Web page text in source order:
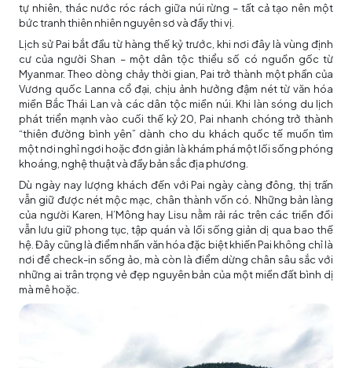
tự nhiên, thác nước róc rách giữa núi rừng – tất cả tạo nên một
bức tranh thiên nhiên nguyên sơ và đầy thi vị.
Lịch sử Pai bắt đầu từ hàng thế kỷ trước, khi nơi đây là vùng định
cư của người Shan – một dân tộc thiểu số có nguồn gốc từ
Myanmar. Theo dòng chảy thời gian, Pai trở thành một phần của
Vương quốc Lanna cổ đại, chịu ảnh hưởng đậm nét từ văn hóa
miền Bắc Thái Lan và các dân tộc miền núi. Khi làn sóng du lịch
phát triển mạnh vào cuối thế kỷ 20, Pai nhanh chóng trở thành
“thiên đường bình yên” dành cho du khách quốc tế muốn tìm
một nơi nghỉ ngơi hoặc đơn giản là khám phá một lối sống phóng
khoáng, nghệ thuật và đầy bản sắc địa phương.
Dù ngày nay lượng khách đến với Pai ngày càng đông, thị trấn
vẫn giữ được nét mộc mạc, chân thành vốn có. Những bản làng
của người Karen, H’Mông hay Lisu nằm rải rác trên các triền đồi
vẫn lưu giữ phong tục, tập quán và lối sống giản dị qua bao thế
hệ. Đây cũng là điểm nhấn văn hóa đặc biệt khiến Pai không chỉ là
nơi để check-in sống ảo, mà còn là điểm dừng chân sâu sắc với
những ai trân trọng vẻ đẹp nguyên bản của một miền đất bình dị
mà mê hoặc.